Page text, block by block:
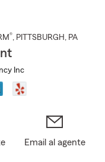
®, PITTSBURGH , PA
Inc
Email al agente